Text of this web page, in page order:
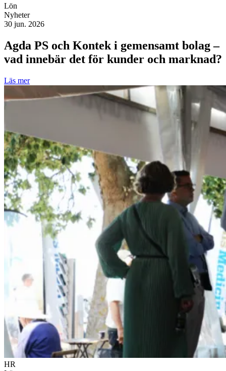
Lön
Nyheter
30 jun. 2026
Agda PS och Kontek i gemensamt bolag –
vad innebär det för kunder och marknad?
Läs mer
HR